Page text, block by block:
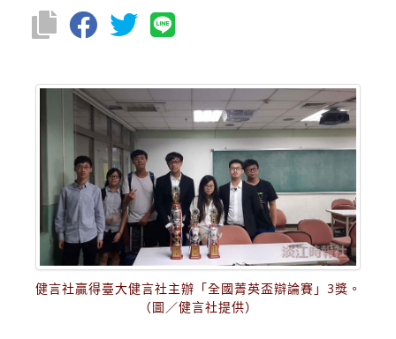
健言社贏得臺大健言社主辦「全國菁英盃辯論賽」3獎。
（圖／健言社提供）